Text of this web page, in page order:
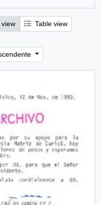
Table view